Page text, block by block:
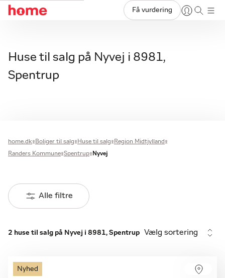
Få vurdering
Huse til salg på Nyvej i 8981,
Spentrup
home.dk Boliger til salg Huse til salg
Region Midtjylland
Randers Kommune Spentrup Nyvej
Alle filtre
2 huse til salg på Nyvej i 8981, Spentrup Vælg sortering
Nyhed